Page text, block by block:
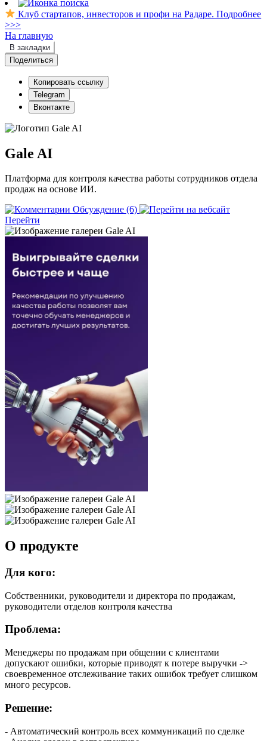
Клуб стартапов, инвесторов и профи на Радаре. Подробнее
>>>
На главную
В закладки
Поделиться
Копировать ссылку
Telegram
Вконтакте
Gale AI
Платформа для контроля качества работы сотрудников отдела
продаж на основе ИИ.
Обсуждение (6)
Перейти
О продукте
Для кого:
Собственники, руководители и директора по продажам,
руководители отделов контроля качества
Проблема:
Менеджеры по продажам при общении с клиентами
допускают ошибки, которые приводят к потере выручки ->
своевременное отслеживание таких ошибок требует слишком
много ресурсов.
Решение:
- Автоматический контроль всех коммуникаций по сделке